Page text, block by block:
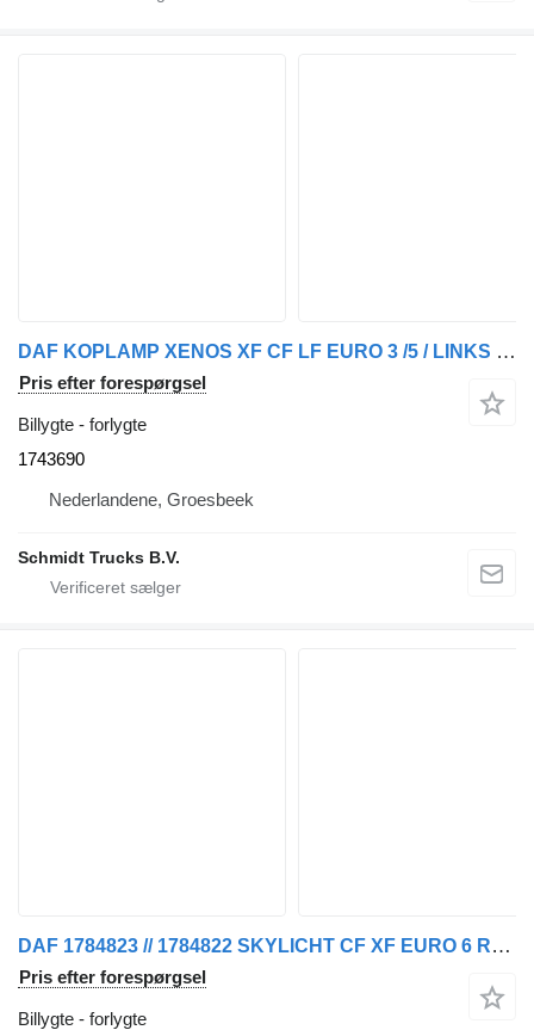
DAF KOPLAMP XENOS XF CF LF EURO 3 /5 / LINKS 1743690 forlygte til lastbil
Pris efter forespørgsel
Billygte - forlygte
1743690
Nederlandene, Groesbeek
Schmidt Trucks B.V.
DAF 1784823 // 1784822 SKYLICHT CF XF EURO 6 RECHTS EN LINKS forlygte til lastbil
Pris efter forespørgsel
Billygte - forlygte